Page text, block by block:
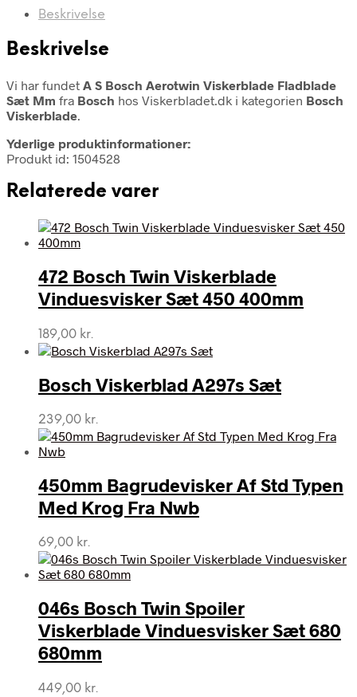
Beskrivelse
Beskrivelse
Vi har fundet A S Bosch Aerotwin Viskerblade Fladblade
Sæt Mm fra Bosch hos Viskerbladet.dk i kategorien Bosch
Viskerblade.
Yderlige produktinformationer:
Produkt id: 1504528
Relaterede varer
472 Bosch Twin Viskerblade
Vinduesvisker Sæt 450 400mm
189,00 kr.
Bosch Viskerblad A297s Sæt
239,00 kr.
450mm Bagrudevisker Af Std Typen
Med Krog Fra Nwb
69,00 kr.
046s Bosch Twin Spoiler
Viskerblade Vinduesvisker Sæt 680
680mm
449,00 kr.